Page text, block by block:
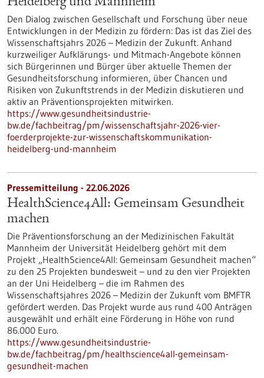
Den Dialog zwischen Gesellschaft und Forschung über neue
Entwicklungen in der Medizin zu fördern: Das ist das Ziel des
Wissenschaftsjahrs 2026 – Medizin der Zukunft. Anhand
kurzweiliger Aufklärungs- und Mitmach-Angebote können
sich Bürgerinnen und Bürger über aktuelle Themen der
Gesundheitsforschung informieren, über Chancen und
Risiken von Zukunftstrends in der Medizin diskutieren und
aktiv an Präventionsprojekten mitwirken.
https://www.gesundheitsindustrie-
bw.de/fachbeitrag/pm/wissenschaftsjahr-2026-vier-
foerderprojekte-zur-wissenschaftskommunikation-
heidelberg-und-mannheim
Pressemitteilung - 22.06.2026
HealthScience4All: Gemeinsam Gesundheit
machen
Die Präventionsforschung an der Medizinischen Fakultät
Mannheim der Universität Heidelberg gehört mit dem
Projekt „HealthScience4All: Gemeinsam Gesundheit machen“
zu den 25 Projekten bundesweit – und zu den vier Projekten
an der Uni Heidelberg – die im Rahmen des
Wissenschaftsjahres 2026 – Medizin der Zukunft vom BMFTR
gefördert werden. Das Projekt wurde aus rund 400 Anträgen
ausgewählt und erhält eine Förderung in Höhe von rund
86.000 Euro.
https://www.gesundheitsindustrie-
bw.de/fachbeitrag/pm/healthscience4all-gemeinsam-
gesundheit-machen